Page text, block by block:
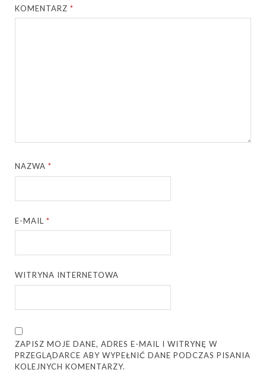
KOMENTARZ*
NAZWA*
E-MAIL*
WITRYNA INTERNETOWA
ZAPISZ MOJE DANE, ADRES E-MAIL I WITRYNĘ W
PRZEGLĄDARCE ABY WYPEŁNIĆ DANE PODCZAS PISANIA
KOLEJNYCH KOMENTARZY.